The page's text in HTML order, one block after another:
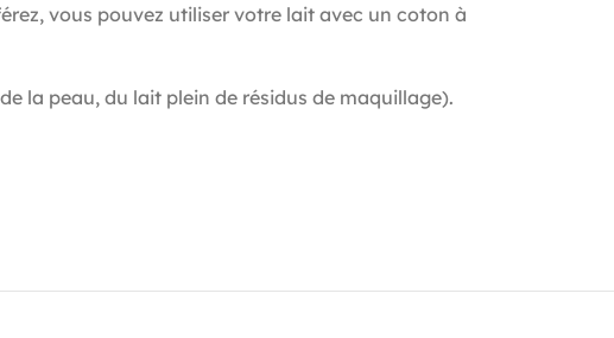
vous pouvez utiliser votre lait avec un coton à
la peau, du lait plein de résidus de maquillage).